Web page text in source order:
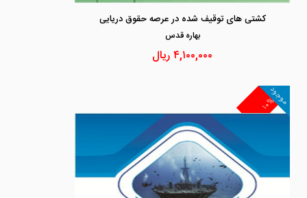
کشتی های توقیف شده در عرصه حقوق دریایی
بهاره قدس
۴,۱۰۰,۰۰۰ریال
۱۰%
موجود